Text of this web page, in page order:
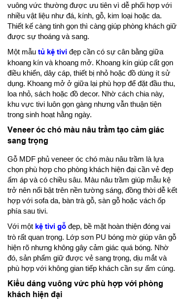
vuông vức thường được ưu tiên vì dễ phối hợp với
nhiều vật liệu như đá, kính, gỗ, kim loại hoặc da.
Thiết kế càng tinh gọn thì càng giúp phòng khách giữ
được sự thoáng và sang.
Một mẫu tủ kệ tivi đẹp cần có sự cân bằng giữa
khoang kín và khoang mở. Khoang kín giúp cất gọn
điều khiển, dây cáp, thiết bị nhỏ hoặc đồ dùng ít sử
dụng. Khoang mở ở giữa lại phù hợp để đặt đầu thu,
loa nhỏ, sách hoặc đồ decor. Nhờ cách chia này,
khu vực tivi luôn gọn gàng nhưng vẫn thuận tiện
trong sinh hoạt hằng ngày.
Veneer óc chó màu nâu trầm tạo cảm giác
sang trọng
Gỗ MDF phủ veneer óc chó màu nâu trầm là lựa
chọn phù hợp cho phòng khách hiện đại cần vẻ đẹp
ấm áp và có chiều sâu. Màu nâu trầm giúp mẫu kệ
trở nên nổi bật trên nền tường sáng, đồng thời dễ kết
hợp với sofa da, bàn trà gỗ, sàn gỗ hoặc vách ốp
phía sau tivi.
Với một kệ tivi gỗ đẹp, bề mặt hoàn thiện đóng vai
trò rất quan trọng. Lớp sơn PU bóng mờ giúp vân gỗ
hiện rõ nhưng không gây cảm giác quá bóng. Nhờ
đó, sản phẩm giữ được vẻ sang trọng, dịu mắt và
phù hợp với không gian tiếp khách cần sự ấm cúng.
Kiểu dáng vuông vức phù hợp với phòng
khách hiện đại